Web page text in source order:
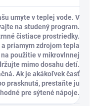
umyte v teplej vode. V
na studený program.
čistiace prostriedky.
priamym zdrojom tepla
použitie v mikrovlnnej
mimo dosahu detí.
Ak je akákoľvek časť
prasknutá, prestaňte ju
pre sýtené nápoje.